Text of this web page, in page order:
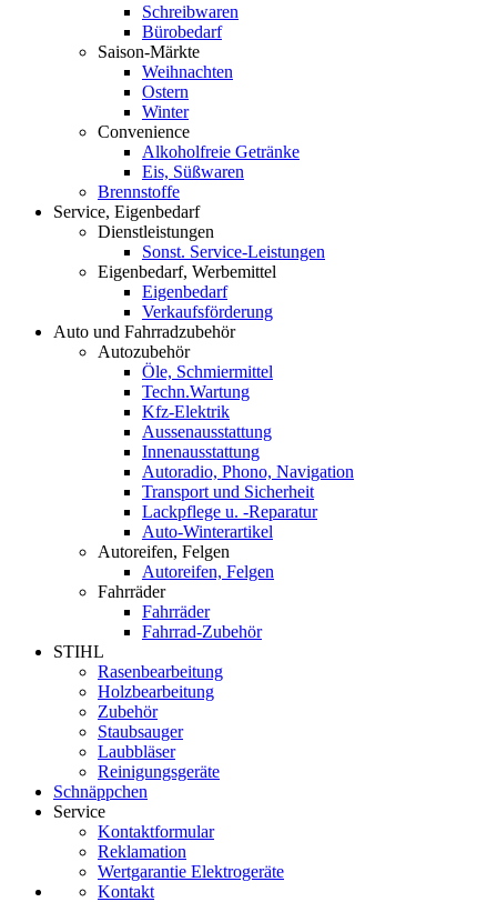
Schreibwaren
Bürobedarf
Saison-Märkte
Weihnachten
Ostern
Winter
Convenience
Alkoholfreie Getränke
Eis, Süßwaren
Brennstoffe
Service, Eigenbedarf
Dienstleistungen
Sonst. Service-Leistungen
Eigenbedarf, Werbemittel
Eigenbedarf
Verkaufsförderung
Auto und Fahrradzubehör
Autozubehör
Öle, Schmiermittel
Techn.Wartung
Kfz-Elektrik
Aussenausstattung
Innenausstattung
Autoradio, Phono, Navigation
Transport und Sicherheit
Lackpflege u. -Reparatur
Auto-Winterartikel
Autoreifen, Felgen
Autoreifen, Felgen
Fahrräder
Fahrräder
Fahrrad-Zubehör
STIHL
Rasenbearbeitung
Holzbearbeitung
Zubehör
Staubsauger
Laubbläser
Reinigungsgeräte
Schnäppchen
Service
Kontaktformular
Reklamation
Wertgarantie Elektrogeräte
Kontakt